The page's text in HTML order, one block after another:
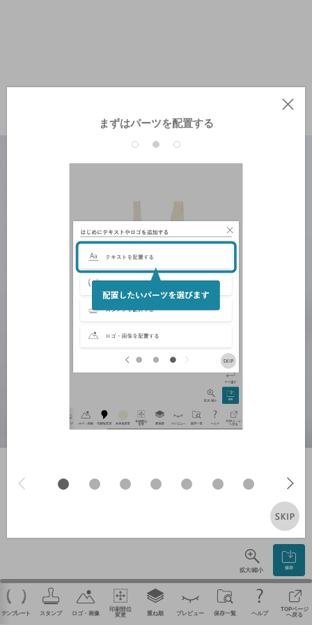
保存
拡大/縮小
テンプレート スタンプ ロゴ・画像
印刷部位
変更 重ね順 プレビュー 保存一覧 ヘルプ
TOPページ
へ戻る
まずはパーツを配置する